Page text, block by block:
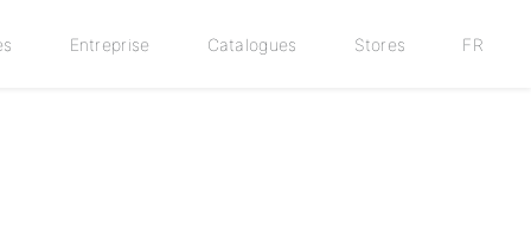
Entreprise Catalogues Stores FR